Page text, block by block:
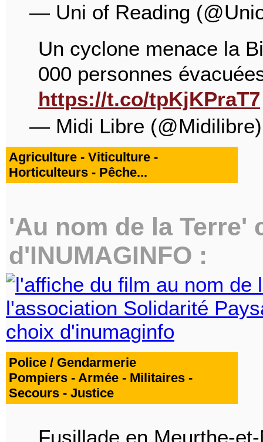
— Uni of Reading
Un cyclone menace la
000 personnes
https://t.co/tpKjKPraT7
— Midi Libre
Agriculture - Viticulture -
Horticulteurs - Pêche...
'Au nom de la Terre'
d'INUMAGINFO :
Police / Gendarmerie
Pompiers - Armée - Militaires -
Secours - Justice
Fusillade en Meurthe-